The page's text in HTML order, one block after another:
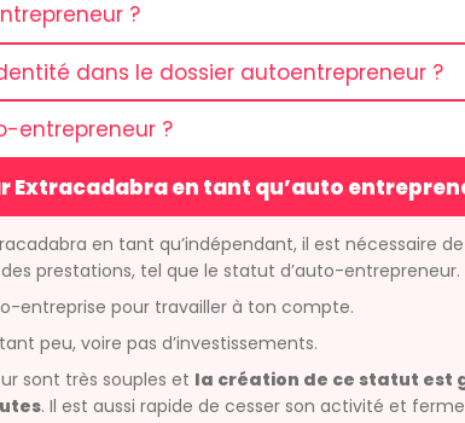
?
dans le dossier autoentrepreneur ?
entrepreneur ?
Extracadabra en tant qu’auto
en tant qu’indépendant, il est nécessaire
prestations, tel que le statut d’auto-entrepreneur.
entreprise pour travailler à ton compte.
peu, voire pas d’investissements.
sont très souples et la création de ce statut est
. Il est aussi rapide de cesser son activité et